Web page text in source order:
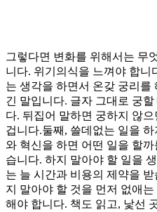
그렇다면 변화를 위해서는 무
니다. 위기의식을 느껴야 합니
는 생각을 하면서 온갖 궁리를
긴 말입니다. 글자 그대로 궁
다. 뒤집어 말하면 궁하지 않
겁니다.둘째, 쓸데없는 일을
와 혁신을 하면 어떤 일을 할
습니다. 하지 말아야 할 일을
는 늘 시간과 비용의 제약을
지 말아야 할 것을 먼저 없애
해야 합니다. 책도 읽고, 낯선